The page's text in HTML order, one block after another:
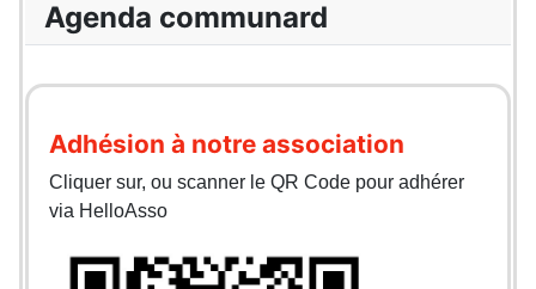
Agenda communard
Adhésion à notre association
Cliquer sur, ou scanner le QR Code pour adhérer
via HelloAsso